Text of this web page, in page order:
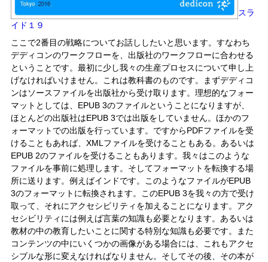
スラ
イド１９
ここで2番目の戦略についてお話ししたいと思います。すなわち
デディコンのワークフローを、出版社のワークフローに合わせる
ということです。最初に少し我々の生産プロセスについて申し上
げなければいけません。これは教科書のものです。まずデディコ
ンはソースファイルを出版社から受け取ります。理想的なフォー
マットとしては、EPUB 3のファイルということになりますが、
ほとんどの出版社はEPUB 3では出版をしていません。ほかのフ
ォーマットでの出版を行っています。ですからPDFファイルを受
けることもあれば、XMLファイルを受けることもある。あるいは
EPUB 2のファイルを受けることもあります。我々はこのような
ファイルを事前に処理します。そしてフォーマットを転換する場
所に送ります。例えばインドです。このようなファイルがEPUB
3のフォーマットに転換されます。このEPUB 3を我々の方で受け
取って、それにアクセシビリティを加えることになります。アク
セシビリティには例えば言葉の知識も必要となります。あるいは
教材の中の教育したいことに関する特別な知識も必要です。また
コンテンツの中にいくつかの画像がある場合には、これもアクセ
シブルな形に変えなければなりません。そしてその後、その本が